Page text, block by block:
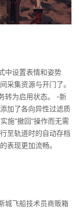
中设置表情和姿势
采集资源与开门了。
转为启用状态。 -新
加了各向异性过滤质
施“撤回”操作而无需
至轨道时的自动存档
表现更加流畅。
城飞船技术员商贩箱